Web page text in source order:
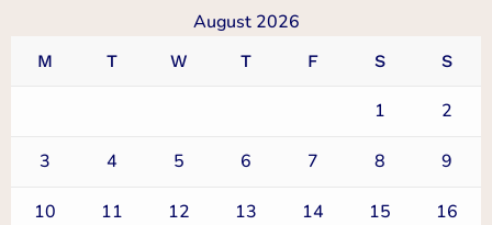
August 2026
M T W T F S S
1 2
3 4 5 6 7 8 9
10 11 12 13 14 15 16